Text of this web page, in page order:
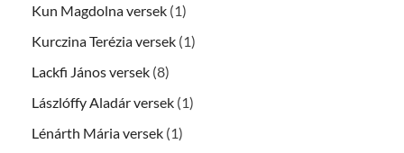
Kun Magdolna versek (1)
Kurczina Terézia versek (1)
Lackfi János versek (8)
Lászlóffy Aladár versek (1)
Lénárth Mária versek (1)